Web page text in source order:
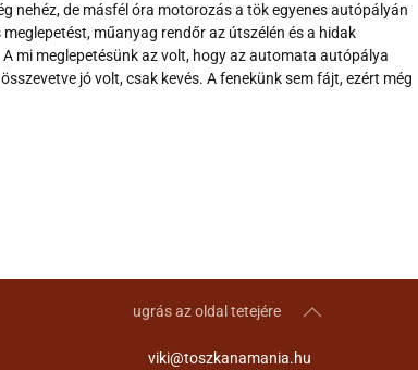
nehéz, de másfél óra motorozás a tök egyenes autópályán
műanyag rendőr az útszélén és a hidak
mi meglepetésünk az volt, hogy az automata autópálya
jó volt, csak kevés. A fenekünk sem fájt, ezért még
ugrás az oldal tetejére
viki@toszkanamania.hu